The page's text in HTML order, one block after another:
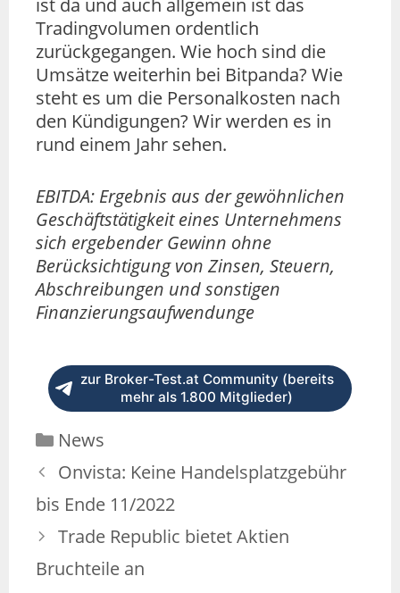
ist da und auch allgemein ist das
Tradingvolumen ordentlich
zurückgegangen. Wie hoch sind die
Umsätze weiterhin bei Bitpanda? Wie
steht es um die Personalkosten nach
den Kündigungen? Wir werden es in
rund einem Jahr sehen.
EBITDA: Ergebnis aus der gewöhnlichen
Geschäftstätigkeit eines Unternehmens
sich ergebender Gewinn ohne
Berücksichtigung von Zinsen, Steuern,
Abschreibungen und sonstigen
Finanzierungsaufwendunge
zur Broker-Test.at Community (bereits
mehr als 1.800 Mitglieder)
News
Onvista: Keine Handelsplatzgebühr
bis Ende 11/2022
Trade Republic bietet Aktien
Bruchteile an